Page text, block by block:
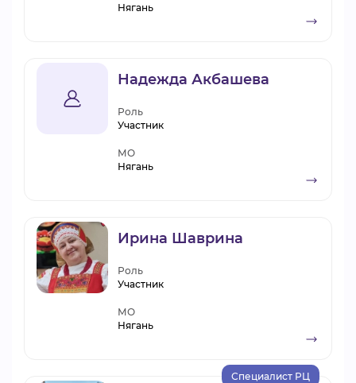
Нягань
Надежда Акбашева
Роль
Участник
МО
Нягань
Ирина Шаврина
Роль
Участник
МО
Нягань
Специалист РЦ